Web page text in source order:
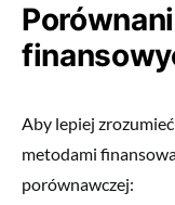
Aby lepiej
metodami
porównawczej: